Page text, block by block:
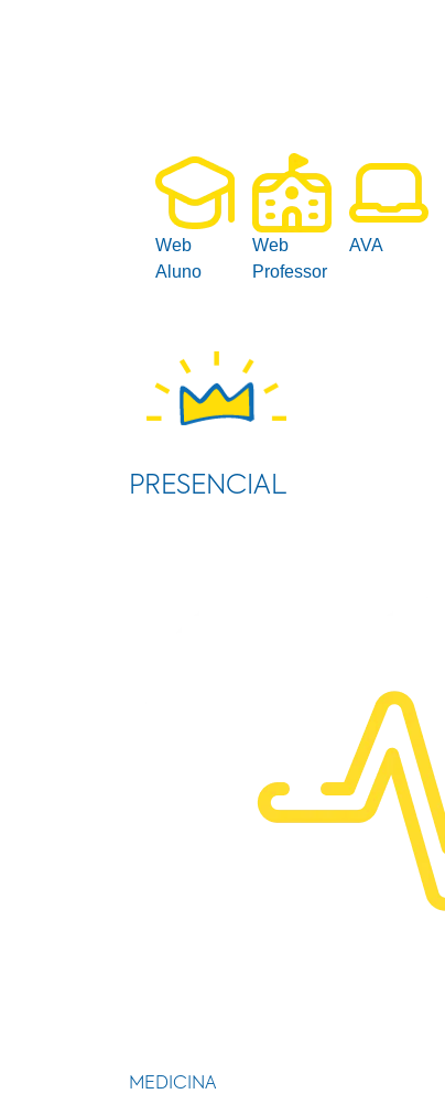
Web
Aluno
Web
Professor
AVA
PRESENCIAL
MEDICINA